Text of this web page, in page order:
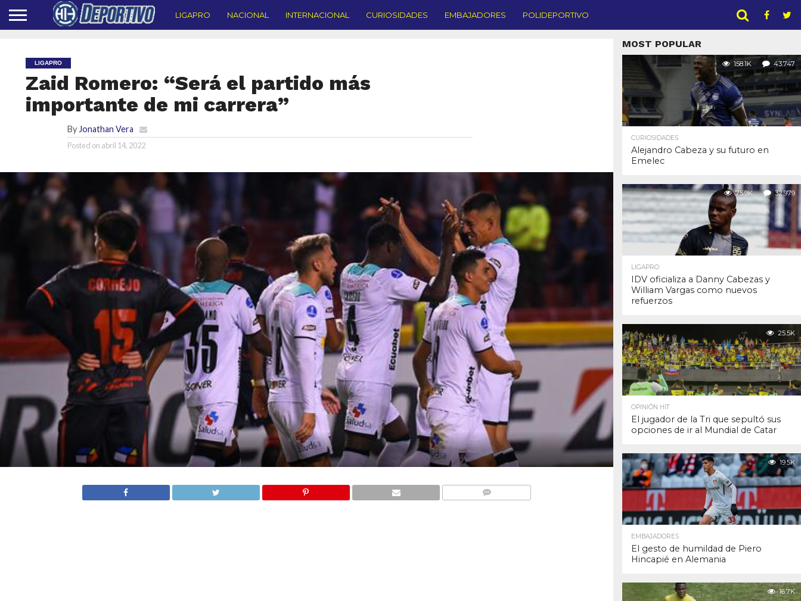
LIGAPRO NACIONAL INTERNACIONAL CURIOSIDADES EMBAJADORES POLIDEPORTIVO
LIGAPRO
Zaid Romero: “Será el partido más
importante de mi carrera”
By Jonathan Vera
Posted on abril 14, 2022
MOST POPULAR
158.1K 43.747
CURIOSIDADES
Alejandro Cabeza y su futuro en
Emelec
75.9K 32.979
LIGAPRO
IDV oficializa a Danny Cabezas y
William Vargas como nuevos
refuerzos
25.5K
OPINIÓN HIT
El jugador de la Tri que sepultó sus
opciones de ir al Mundial de Catar
19.5K
EMBAJADORES
El gesto de humildad de Piero
Hincapié en Alemania
16.7K